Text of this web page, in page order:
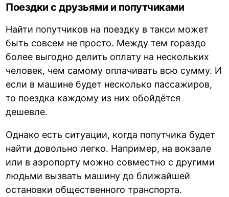
Поездки с друзьями и попутчиками
Найти попутчиков на поездку в такси может
быть совсем не просто. Между тем гораздо
более выгодно делить оплату на нескольких
человек, чем самому оплачивать всю сумму. И
если в машине будет несколько пассажиров,
то поездка каждому из них обойдётся
дешевле.
Однако есть ситуации, когда попутчика будет
найти довольно легко. Например, на вокзале
или в аэропорту можно совместно с другими
людьми вызвать машину до ближайшей
остановки общественного транспорта.